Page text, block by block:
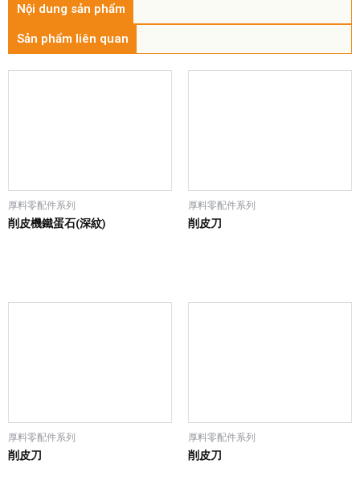
Nội dung sản phẩm
Sản phẩm liên quan
厚料零配件系列
削皮機鐵蛋石(深紋)
厚料零配件系列
削皮刀
厚料零配件系列
削皮刀
厚料零配件系列
削皮刀